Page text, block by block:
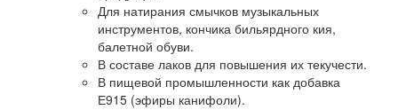
Для натирания смычков музыкальных
инструментов, кончика бильярдного кия,
балетной обуви.
В составе лаков для повышения их текучести.
В пищевой промышленности как добавка
Е915 (эфиры канифоли).